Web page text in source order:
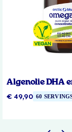
Algenolie DHA
€ 49,90 60